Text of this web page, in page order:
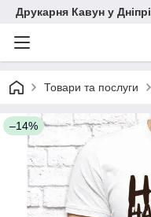
Друкарня Кавун у Дніпрі
Товари та послуги
–14%